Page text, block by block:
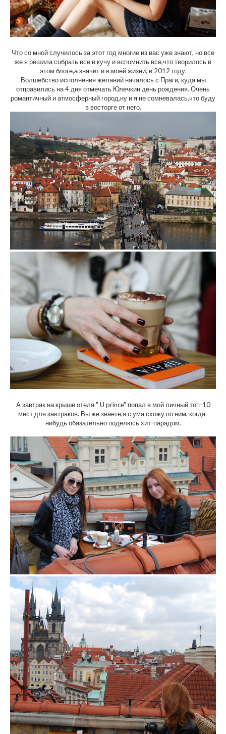
Что со мной случилось за этот год многие из вас уже знают, но все
же я решила собрать все в кучу и вспомнить все,что творилось в
этом блоге,а значит и в моей жизни, в 2012 году.
Волшебство исполнения желаний началось с Праги, куда мы
отправились на 4 дня отмечать Юлечкин день рождения. Очень
романтичный и атмосферный город,ну и я не сомневалась,что буду
в восторге от него.
А завтрак на крыше отеля " U prince" попал в мой личный топ-10
мест для завтраков. Вы же знаете,я с ума схожу по ним, когда-
нибудь обязательно поделюсь хит-парадом.